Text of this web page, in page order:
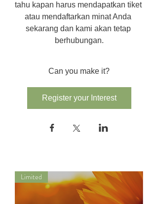
tahu kapan harus mendapatkan tiket
atau mendaftarkan minat Anda
sekarang dan kami akan tetap
berhubungan.
Can you make it?
Register your Interest
Limited